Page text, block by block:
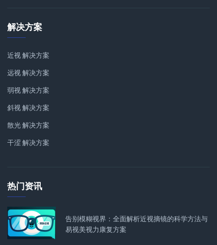
解决方案
近视 解决方案
远视 解决方案
弱视 解决方案
斜视 解决方案
散光 解决方案
干涩 解决方案
热门资讯
告别模糊视界：全面解析近视摘镜的科学方法与
易视美视力康复方案